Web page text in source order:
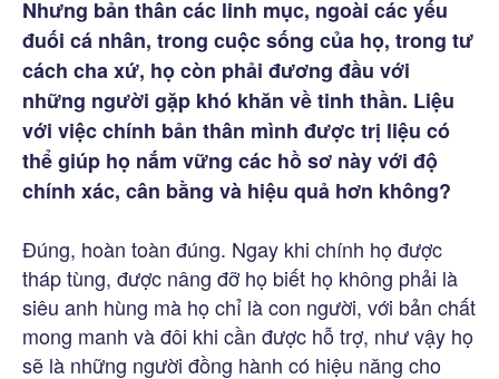
Nhưng bản thân các linh mục, ngoài các yếu
đuối cá nhân, trong cuộc sống của họ, trong tư
cách cha xứ, họ còn phải đương đầu với
những người gặp khó khăn về tinh thần. Liệu
với việc chính bản thân mình được trị liệu có
thể giúp họ nắm vững các hồ sơ này với độ
chính xác, cân bằng và hiệu quả hơn không?
Đúng, hoàn toàn đúng. Ngay khi chính họ được
tháp tùng, được nâng đỡ họ biết họ không phải là
siêu anh hùng mà họ chỉ là con người, với bản chất
mong manh và đôi khi cần được hỗ trợ, như vậy họ
sẽ là những người đồng hành có hiệu năng cho